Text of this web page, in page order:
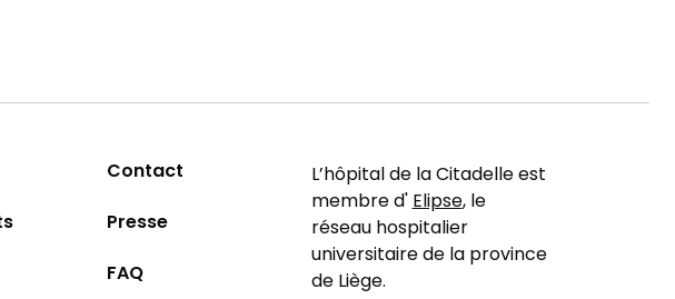
Contact
Presse
FAQ
L’hôpital de la Citadelle est
membre d'Elipse, le
réseau hospitalier
universitaire de la province
de Liège.